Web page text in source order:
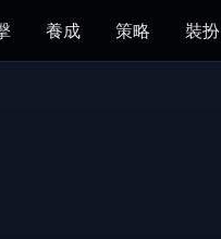
養成 策略 裝扮